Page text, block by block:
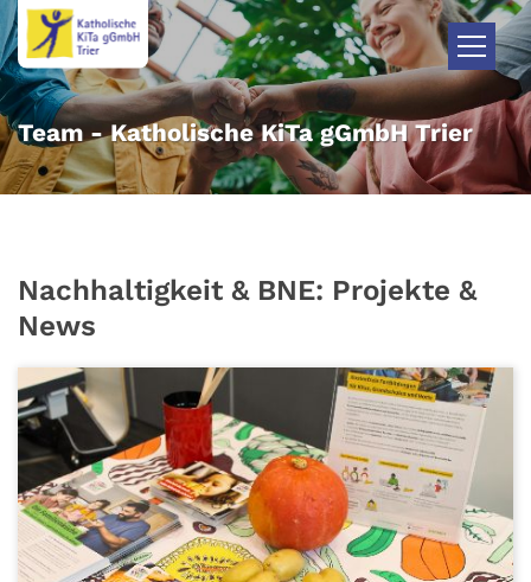
Zum Inhalt springen
Team - Katholische KiTa gGmbH Trier
Nachhaltigkeit & BNE: Projekte &
News